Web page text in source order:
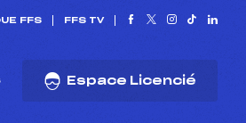
FFS FFS TV
Espace Licencié